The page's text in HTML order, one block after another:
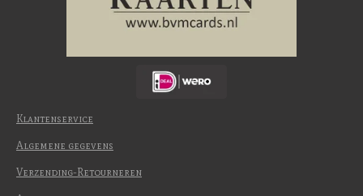
Klantenservice
Algemene gegevens
Verzending-Retourneren